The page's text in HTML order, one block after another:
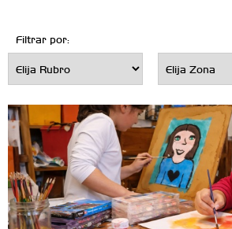
Filtrar por: